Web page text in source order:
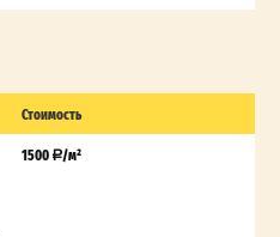
Стоимость
1500 /м²